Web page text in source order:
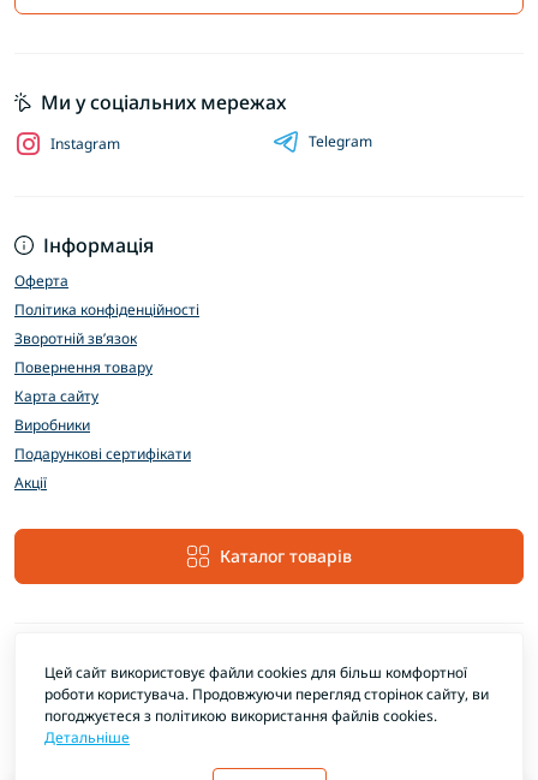
Інформація
Оферта
Політика конфіденційності
Зворотній зв’язок
Повернення товару
Карта сайту
Виробники
Подарункові сертифікати
Акції
Каталог товарів
Ми у соціальних мережах
Instagram Telegram
Цей сайт використовує файли cookies для більш комфортної
роботи користувача. Продовжуючи перегляд сторінок сайту, ви
погоджуєтеся з політикою використання файлів cookies.
Детальніше